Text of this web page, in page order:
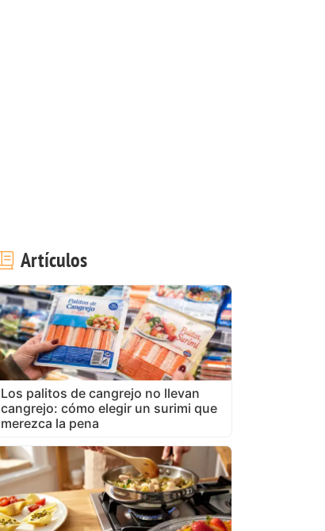
Artículos
Los palitos de cangrejo no llevan
cangrejo: cómo elegir un surimi que
merezca la pena